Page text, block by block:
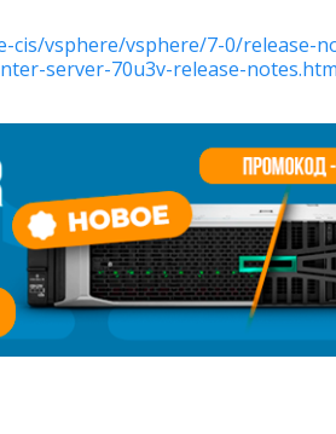
cis/vsphere/vsphere/7-0/release-
server-70u3v-release-